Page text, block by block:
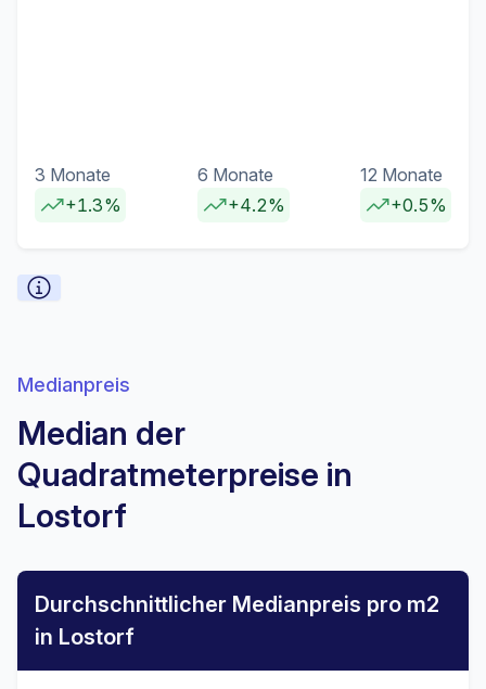
3 Monate
+1.3%
6 Monate
+4.2%
12 Monate
+0.5%
Medianpreis
Median der
Quadratmeterpreise in
Lostorf
Durchschnittlicher Medianpreis pro m2
in Lostorf